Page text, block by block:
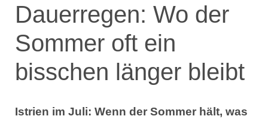
Dauerregen: Wo der
Sommer oft ein
bisschen länger bleibt
Istrien im Juli: Wenn der Sommer hält, was